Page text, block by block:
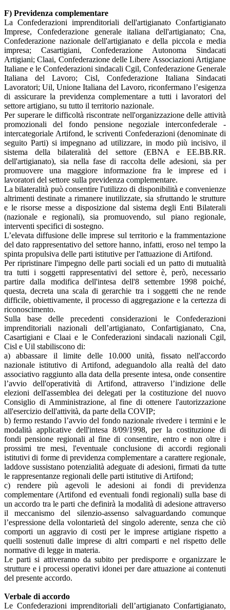
F) Previdenza complementare
La Confederazioni imprenditoriali dell'artigianato Confartigianato
Imprese, Confederazione generale italiana dell'artigianato; Cna,
Confederazione nazionale dell'artigianato e della piccola e media
impresa; Casartigiani, Confederazione Autonoma Sindacati
Artigiani; Claai, Confederazione delle Libere Associazioni Artigiane
Italiane e le Confederazioni sindacali Cgil, Confederazione Generale
Italiana del Lavoro; Cisl, Confederazione Italiana Sindacati
Lavoratori; Uil, Unione Italiana del Lavoro, riconfermano l’esigenza
di assicurare la previdenza complementare a tutti i lavoratori del
settore artigiano, su tutto il territorio nazionale.
Per superare le difficoltà riscontrate nell'organizzazione delle attività
promozionali del fondo pensione negoziale interconfederale -
intercategoriale Artifond, le scriventi Confederazioni (denominate di
seguito Parti) si impegnano ad utilizzare, in modo più incisivo, il
sistema della bilateralità del settore (EBNA e EE.BB.RR.
dell'artigianato), sia nella fase di raccolta delle adesioni, sia per
promuovere una maggiore informazione fra le imprese ed i
lavoratori del settore sulla previdenza complementare.
La bilateralità può consentire l'utilizzo di disponibilità e convenienze
altrimenti destinate a rimanere inutilizzate, sia sfruttando le strutture
e le risorse messe a disposizione dal sistema degli Enti Bilaterali
(nazionale e regionali), sia promuovendo, sul piano regionale,
interventi specifici di sostegno.
L’elevata diffusione delle imprese sul territorio e la frammentazione
del dato rappresentativo del settore hanno, infatti, eroso nel tempo la
spinta propulsiva delle parti istitutive per l'attuazione di Artifond.
Per ripristinare l'impegno delle parti sociali ed un patto di mutualità
tra tutti i soggetti rappresentativi del settore è, però, necessario
partire dalla modifica dell'intesa dell'8 settembre 1998 poiché,
questa, decreta una scala di gerarchie tra i soggetti che ne rende
difficile, obiettivamente, il processo di aggregazione e la certezza di
riconoscimento.
Sulla base delle precedenti considerazioni le Confederazioni
imprenditoriali nazionali dell’artigianato, Confartigianato, Cna,
Casartigiani e Claai e le Confederazioni sindacali nazionali Cgil,
Cisl e Uil stabiliscono di:
a) abbassare il limite delle 10.000 unità, fissato nell'accordo
nazionale istitutivo di Artifond, adeguandolo alla realtà del dato
associativo raggiunto alla data della presente intesa, onde consentire
l’avvio dell'operatività di Artifond, attraverso l’indizione delle
elezioni dell'assemblea dei delegati per la costituzione del nuovo
Consiglio di Amministrazione, al fine di ottenere l'autorizzazione
all'esercizio dell'attività, da parte della COVIP;
b) fermo restando l’avvio del fondo nazionale rivedere i termini e le
modalità applicative dell'intesa 8/09/1998, per la costituzione di
fondi pensione regionali al fine di consentire, entro e non oltre i
prossimi tre mesi, l'eventuale conclusione di accordi regionali
istitutivi di forme di previdenza complementare a carattere regionale,
laddove sussistano potenzialità adeguate di adesioni, firmati da tutte
le rappresentanze regionali delle parti istitutive di Artifond;
c) rendere più agevoli le adesioni ai fondi di previdenza
complementare (Artifond ed eventuali fondi regionali) sulla base di
un accordo tra le parti che definirà la modalità di adesione attraverso
il meccanismo del silenzio-assenso salvaguardando comunque
l’espressione della volontarietà del singolo aderente, senza che ciò
comporti un aggravio di costi per le imprese artigiane rispetto a
quelli sostenuti dalle imprese di altri comparti e nel rispetto delle
normative di legge in materia.
Le parti si attiveranno da subito per predisporre e organizzare le
strutture e i processi operativi idonei per dare attuazione ai contenuti
del presente accordo.
Verbale di accordo
Le Confederazioni imprenditoriali dell’artigianato Confartigianato,